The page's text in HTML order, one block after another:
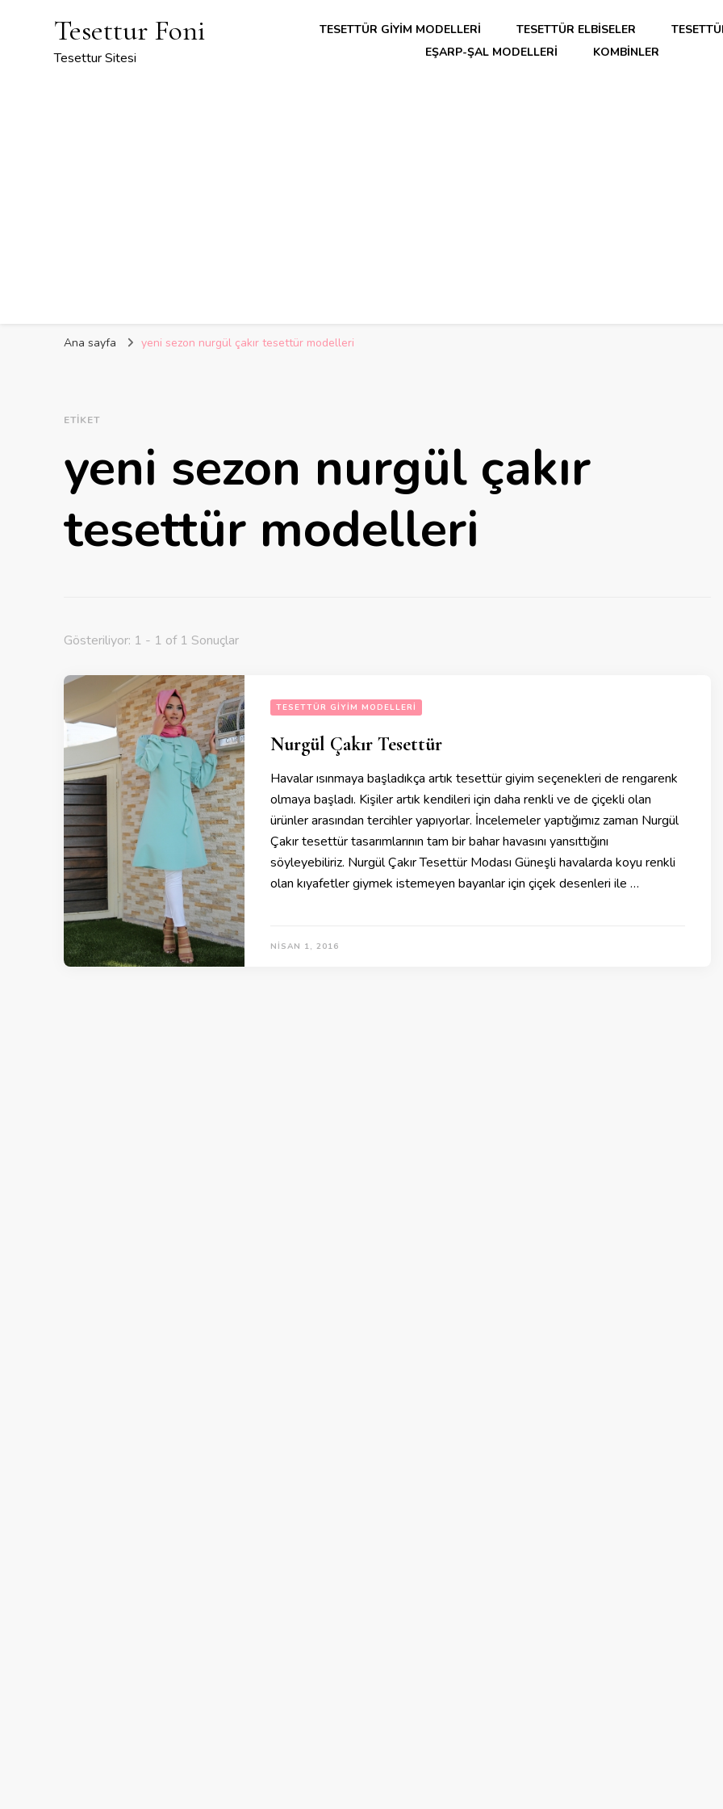
Tesettur Foni
Tesettur Sitesi
TESETTÜR GIYIM MODELLERI TESETTÜR ELBISELER
EŞARP-ŞAL MODELLERI
KOMBINLER
Ana sayfa yeni sezon nurgül çakır tesettür modelleri
ETIKET
yeni sezon nurgül çakır
tesettür modelleri
Gösteriliyor: 1 - 1 of 1 Sonuçlar
TESETTÜR GIYIM MODELLERI
Nurgül Çakır Tesettür
Havalar ısınmaya başladıkça artık tesettür giyim seçenekleri de rengarenk
olmaya başladı. Kişiler artık kendileri için daha renkli ve de çiçekli olan
ürünler arasından tercihler yapıyorlar. İncelemeler yaptığımız zaman Nurgül
Çakır tesettür tasarımlarının tam bir bahar havasını yansıttığını
söyleyebiliriz. Nurgül Çakır Tesettür Modası Güneşli havalarda koyu renkli
olan kıyafetler giymek istemeyen bayanlar için çiçek desenleri ile …
NISAN 1, 2016